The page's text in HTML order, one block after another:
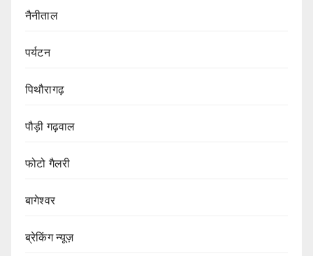
नैनीताल
पर्यटन
पिथौरागढ़
पौड़ी गढ़वाल
फोटो गैलरी
बागेश्वर
ब्रेकिंग न्यूज़